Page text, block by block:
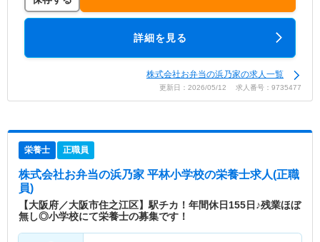
詳細を見る
株式会社お弁当の浜乃家の求人一覧
更新日：2026/05/12 求人番号：9735477
栄養士 正職員
株式会社お弁当の浜乃家 平林小学校の栄養士求人(正職
員)
【大阪府／大阪市住之江区】駅チカ！年間休日155日♪残業ほぼ
無し◎小学校にて栄養士の募集です！